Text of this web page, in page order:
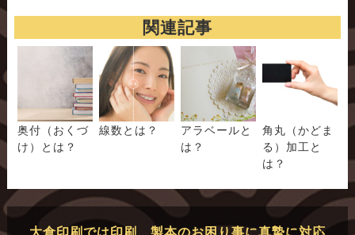
関連記事
奥付（おくづ
け）とは？
線数とは？
アラベールと
は？
角丸（かどま
る）加工と
は？
大倉印刷では印刷、製本のお困り事に真摯に対応